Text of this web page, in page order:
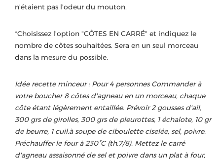
n'étaient pas l'odeur du mouton.
*Choisissez l'option "CÔTES EN CARRÉ" et indiquez le
nombre de côtes souhaitées. Sera en un seul morceau
dans la mesure du possible.
Idée recette minceur : Pour 4 personnes Commander à
votre boucher 8 côtes d'agneau en un morceau, chaque
côte étant légèrement entaillée. Prévoir 2 gousses d'ail,
300 grs de girolles, 300 grs de pleurottes, 1 échalote, 10 gr
de beurre, 1 cuil.à soupe de ciboulette ciselée, sel, poivre.
Préchauffer le four à 230°C (th.7/8). Mettez le carré
d'agneau assaisonné de sel et poivre dans un plat à four,